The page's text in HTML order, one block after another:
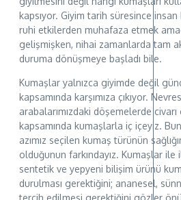
kapsıyor. Giyim tarih süresince
ruhi etkilerden muhafaza etmek
gelişmişken, nihai zamanlarda tam
duruma dönüşmeye başladı bile.
Kumaşlar yalnızca giyimde değil
kapsamında karşımıza çıkıyor.
arabalarımızdaki döşemelerde
kapsamında kumaşlarla iç içeyiz.
azımız seçilen kumaş türünün
olduğunun farkındayız. Kumaşlar
sentetik ve yepyeni bilişim ürünü
durulması gerektiğini; ananesel,
tercih edilmesi gerektiğini gözler